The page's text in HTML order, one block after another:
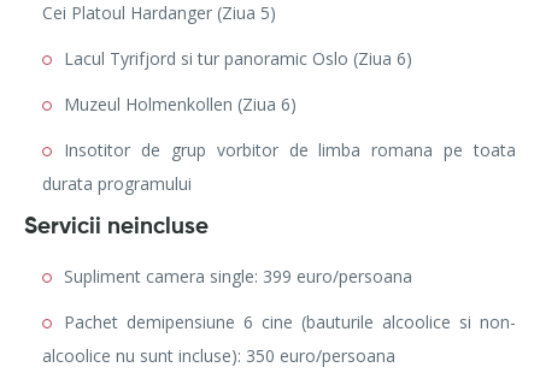
Cei Platoul Hardanger (Ziua 5)
Lacul Tyrifjord si tur panoramic Oslo (Ziua 6)
Muzeul Holmenkollen (Ziua 6)
Insotitor de grup vorbitor de limba romana pe toata
durata programului
Servicii neincluse
Supliment camera single: 399 euro/persoana
Pachet demipensiune 6 cine (bauturile alcoolice si non-
alcoolice nu sunt incluse): 350 euro/persoana